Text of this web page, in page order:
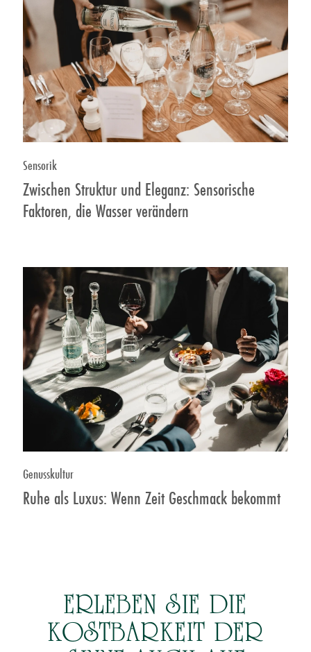
Sensorik
Zwischen Struktur und Eleganz: Sensorische
Faktoren, die Wasser verändern
Genusskultur
Ruhe als Luxus: Wenn Zeit Geschmack bekommt
ERLEBEN SIE DIE
KOSTBARKEITDER